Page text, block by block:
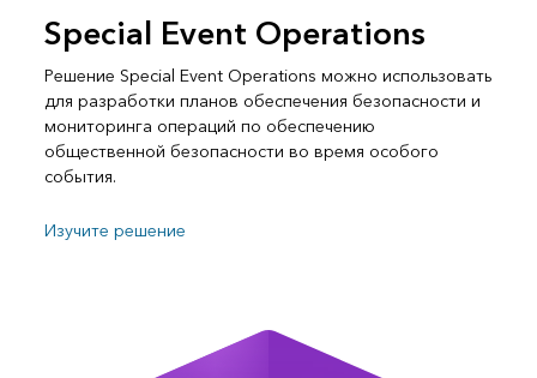
Special Event Operations
Решение Special Event Operations можно использовать
для разработки планов обеспечения безопасности и
мониторинга операций по обеспечению
общественной безопасности во время особого
события.
Изучите решение